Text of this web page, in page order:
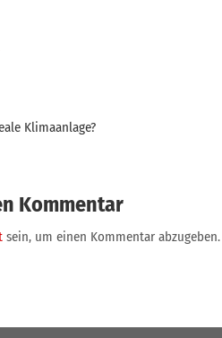
Klimaanlage?
Kommentar
sein, um einen Kommentar abzugeben.